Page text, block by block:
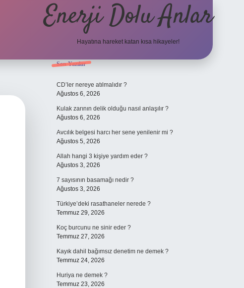
Enerji Dolu Anlar
Hayatına hareket katan kısa hikayeler!
Sidebar
Son Yazılar
CD’ler nereye atılmalıdır ?
Ağustos 6, 2026
Kulak zarının delik olduğu nasıl anlaşılır ?
Ağustos 6, 2026
Avcılık belgesi harcı her sene yenilenir mi ?
Ağustos 5, 2026
Allah hangi 3 kişiye yardım eder ?
Ağustos 3, 2026
7 sayısının basamağı nedir ?
Ağustos 3, 2026
Türkiye’deki rasathaneler nerede ?
Temmuz 29, 2026
Koç burcunu ne sinir eder ?
Temmuz 27, 2026
Kayık dahil bağımsız denetim ne demek ?
Temmuz 24, 2026
Huriya ne demek ?
Temmuz 23, 2026